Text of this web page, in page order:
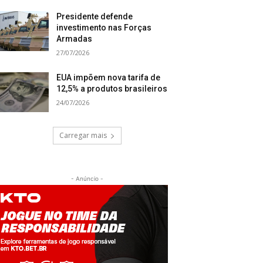
Presidente defende
investimento nas Forças
Armadas
27/07/2026
EUA impõem nova tarifa de
12,5% a produtos brasileiros
24/07/2026
Carregar mais
- Anúncio -